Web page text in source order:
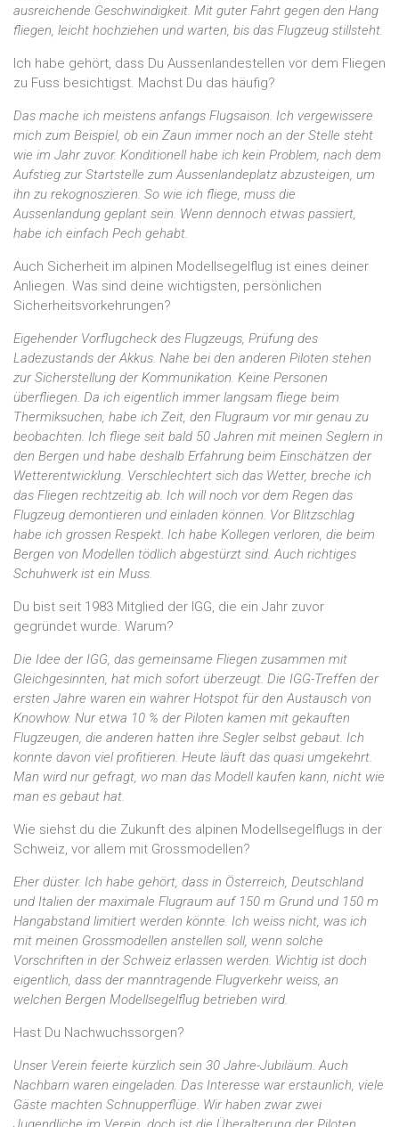
ausreichende Geschwindigkeit. Mit guter Fahrt gegen den Hang
fliegen, leicht hochziehen und warten, bis das Flugzeug stillsteht.
Ich habe gehört, dass Du Aussenlandestellen vor dem Fliegen
zu Fuss besichtigst. Machst Du das häufig?
Das mache ich meistens anfangs Flugsaison. Ich vergewissere
mich zum Beispiel, ob ein Zaun immer noch an der Stelle steht
wie im Jahr zuvor. Konditionell habe ich kein Problem, nach dem
Aufstieg zur Startstelle zum Aussenlandeplatz abzusteigen, um
ihn zu rekognoszieren. So wie ich fliege, muss die
Aussenlandung geplant sein. Wenn dennoch etwas passiert,
habe ich einfach Pech gehabt.
Auch Sicherheit im alpinen Modellsegelflug ist eines deiner
Anliegen. Was sind deine wichtigsten, persönlichen
Sicherheitsvorkehrungen?
Eigehender Vorflugcheck des Flugzeugs, Prüfung des
Ladezustands der Akkus. Nahe bei den anderen Piloten stehen
zur Sicherstellung der Kommunikation. Keine Personen
überfliegen. Da ich eigentlich immer langsam fliege beim
Thermiksuchen, habe ich Zeit, den Flugraum vor mir genau zu
beobachten. Ich fliege seit bald 50 Jahren mit meinen Seglern in
den Bergen und habe deshalb Erfahrung beim Einschätzen der
Wetterentwicklung. Verschlechtert sich das Wetter, breche ich
das Fliegen rechtzeitig ab. Ich will noch vor dem Regen das
Flugzeug demontieren und einladen können. Vor Blitzschlag
habe ich grossen Respekt. Ich habe Kollegen verloren, die beim
Bergen von Modellen tödlich abgestürzt sind. Auch richtiges
Schuhwerk ist ein Muss.
Du bist seit 1983 Mitglied der IGG, die ein Jahr zuvor
gegründet wurde. Warum?
Die Idee der IGG, das gemeinsame Fliegen zusammen mit
Gleichgesinnten, hat mich sofort überzeugt. Die IGG-Treffen der
ersten Jahre waren ein wahrer Hotspot für den Austausch von
Knowhow. Nur etwa 10 % der Piloten kamen mit gekauften
Flugzeugen, die anderen hatten ihre Segler selbst gebaut. Ich
konnte davon viel profitieren. Heute läuft das quasi umgekehrt.
Man wird nur gefragt, wo man das Modell kaufen kann, nicht wie
man es gebaut hat.
Wie siehst du die Zukunft des alpinen Modellsegelflugs in der
Schweiz, vor allem mit Grossmodellen?
Eher düster. Ich habe gehört, dass in Österreich, Deutschland
und Italien der maximale Flugraum auf 150 m Grund und 150 m
Hangabstand limitiert werden könnte. Ich weiss nicht, was ich
mit meinen Grossmodellen anstellen soll, wenn solche
Vorschriften in der Schweiz erlassen werden. Wichtig ist doch
eigentlich, dass der manntragende Flugverkehr weiss, an
welchen Bergen Modellsegelflug betrieben wird.
Hast Du Nachwuchssorgen?
Unser Verein feierte kürzlich sein 30 Jahre-Jubiläum. Auch
Nachbarn waren eingeladen. Das Interesse war erstaunlich, viele
Gäste machten Schnupperflüge. Wir haben zwar zwei